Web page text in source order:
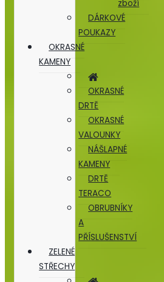
zboží
DÁRKOVÉ
POUKAZY
OKRASNÉ
KAMENY
OKRASNÉ
DRTĚ
OKRASNÉ
VALOUNKY
NÁŠLAPNÉ
KAMENY
DRTĚ
TERACO
OBRUBNÍKY
A
PŘÍSLUŠENSTVÍ
ZELENÉ
STŘECHY